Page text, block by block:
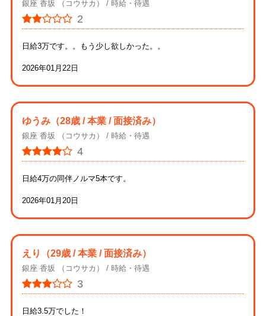
銀座 香坂 （コウサカ） 時給・待遇
2
日給3万です。。もう少し欲しかった。。
2026年01月22日
ゆうみ （28歳 / 本業 / 面接済み）
銀座 香坂 （コウサカ） 時給・待遇
4
日給4万の同伴ノルマ5本です。
2026年01月20日
えり （29歳 / 本業 / 面接済み）
銀座 香坂 （コウサカ） 時給・待遇
3
日給3.5万でした！